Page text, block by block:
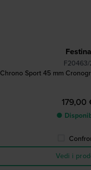
Festina
F20463/
Chrono Sport 45 mm
179,00
●
Vedi i